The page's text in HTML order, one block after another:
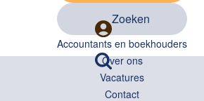
Accountants en boekhouders
Over ons
Vacatures
Contact
Zoeken